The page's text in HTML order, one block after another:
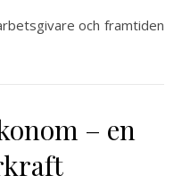
och framtiden
– en